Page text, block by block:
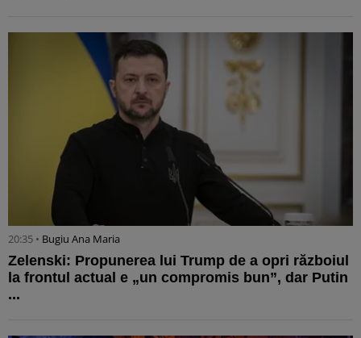
20:35 • Bugiu ⁠Ana Maria
Zelenski: Propunerea lui Trump de a opri războiul
la frontul actual e „un compromis bun”, dar Putin
...